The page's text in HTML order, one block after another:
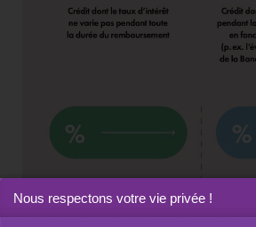
Nous respectons votre vie privée !